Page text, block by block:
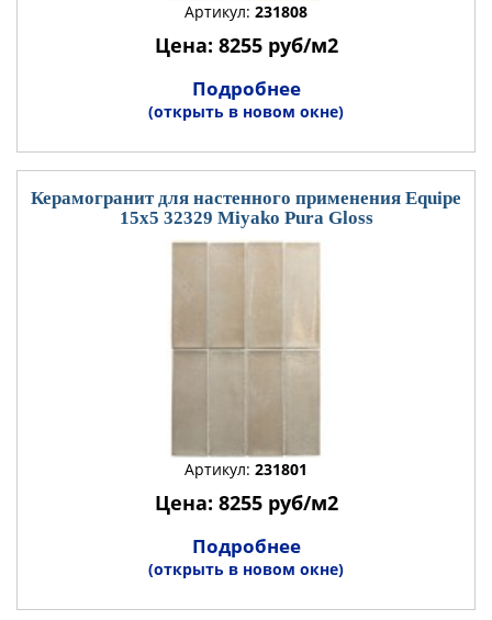
Артикул: 231808
Цена: 8255 руб/м2
Подробнее
(открыть в новом окне)
Керамогранит для настенного применения Equipe
15x5 32329 Miyako Pura Gloss
Артикул: 231801
Цена: 8255 руб/м2
Подробнее
(открыть в новом окне)